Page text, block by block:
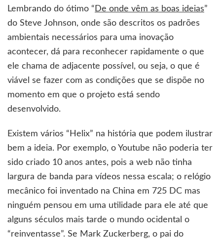
Lembrando do ótimo “ De onde vêm as boas ideias”
do Steve Johnson, onde são descritos os padrões
ambientais necessários para uma inovação
acontecer, dá para reconhecer rapidamente o que
ele chama de adjacente possível, ou seja, o que é
viável se fazer com as condições que se dispõe no
momento em que o projeto está sendo
desenvolvido.
Existem vários “Helix” na história que podem ilustrar
bem a ideia. Por exemplo, o Youtube não poderia ter
sido criado 10 anos antes, pois a web não tinha
largura de banda para vídeos nessa escala; o relógio
mecânico foi inventado na China em 725 DC mas
ninguém pensou em uma utilidade para ele até que
alguns séculos mais tarde o mundo ocidental o
“reinventasse”. Se Mark Zuckerberg, o pai do